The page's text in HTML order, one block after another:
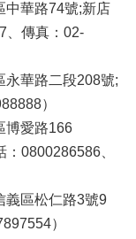
中華路74號;新店
、傳真：02-
永華路二段208號;
）
博愛路166
0800286586、
義區松仁路3號9
）